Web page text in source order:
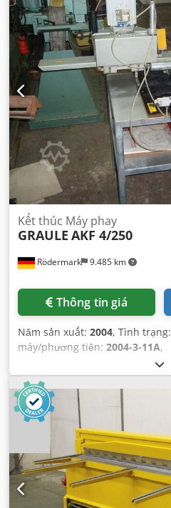
Rödermark 9.485 km
Kết thúc Máy phay
GRAULE AKF 4/250
Thông tin giá
Năm sản xuất: 2004, Tình trạng:
máy/phương tiện: 2004-3-11A,